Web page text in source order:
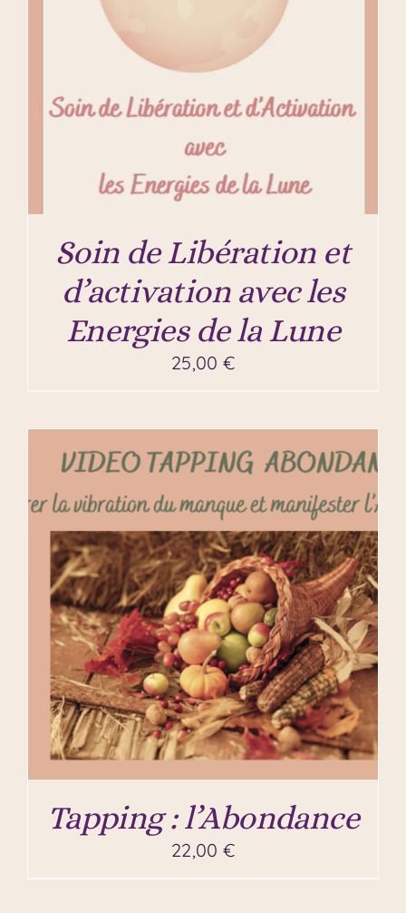
Soin de Libération et
d’activation avec les
Energies de la Lune
25,00 €
Tapping : l’Abondance
22,00 €